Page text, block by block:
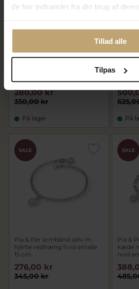
de har indsamlet fra din brug af
Tillad alle
Tilpas
plade (kan graveres)
350,00 kr
280,00 kr
På lager På
SALE
Pia & Per armbånd sølv m.
hjerte vedhæng hvid emalje
15 cm.
345,00 kr
276,00 kr
SALE
Pia &
kæde
hvid